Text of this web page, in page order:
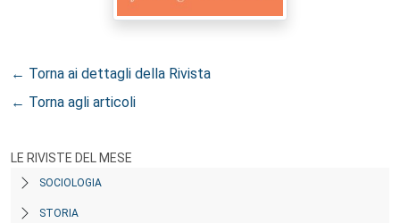
← Torna ai dettagli della Rivista
← Torna agli articoli
LE RIVISTE DEL MESE
SOCIOLOGIA
STORIA